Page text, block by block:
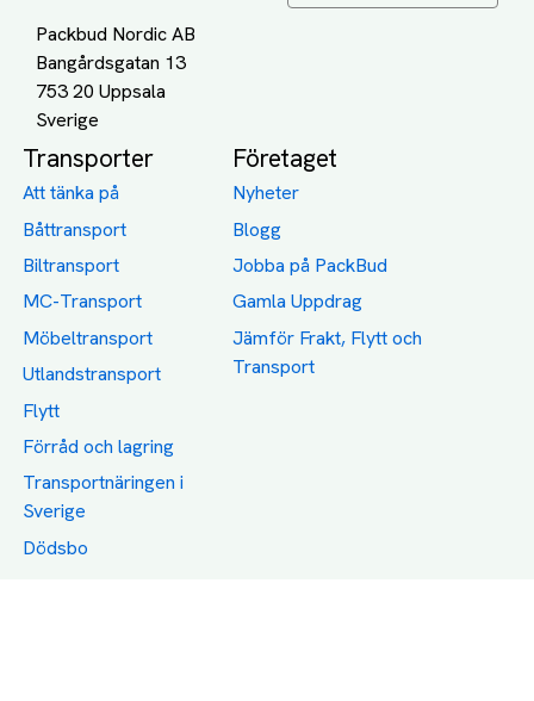
Packbud Nordic AB
Bangårdsgatan 13
753 20 Uppsala
Transporter
Att tänka på
Båttransport
Biltransport
MC-Transport
Möbeltransport
Utlandstransport
Flytt
Förråd och lagring
Transportnäringen i
Sverige
Dödsbo
Företaget
Nyheter
Blogg
Jobba på PackBud
Gamla Uppdrag
Jämför Frakt, Flytt och
Transport